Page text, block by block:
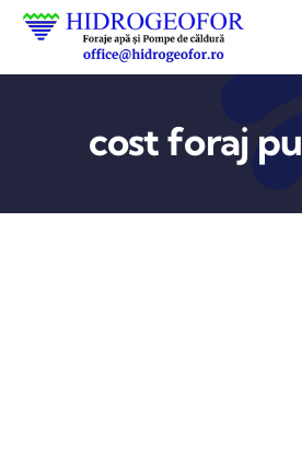
Skip
content
cost foraj